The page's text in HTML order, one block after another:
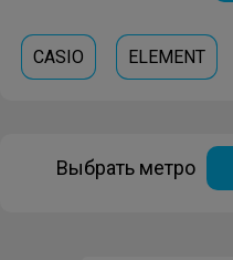
CASIO ELEMENT
Выбрать метро